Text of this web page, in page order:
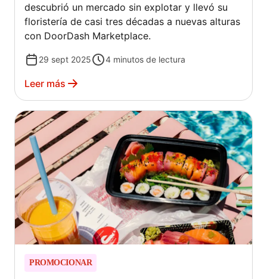
descubrió un mercado sin explotar y llevó su
floristería de casi tres décadas a nuevas alturas
con DoorDash Marketplace.
29 sept 2025 4 minutos de lectura
Leer más
PROMOCIONAR